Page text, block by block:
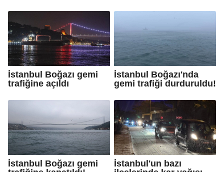
İstanbul Boğazı gemi
trafiğine açıldı
İstanbul Boğazı'nda
gemi trafiği durduruldu!
İstanbul Boğazı gemi
İstanbul'un bazı